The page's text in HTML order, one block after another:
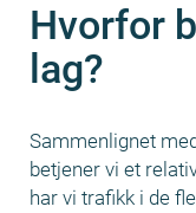
Hvorfor
lag?
Sammenlignet
betjener vi et
har vi trafikk i de